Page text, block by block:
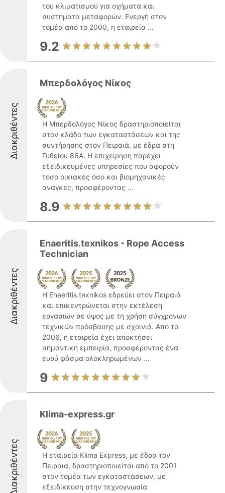
του κλιματισμού για οχήματα και
συστήματα μεταφορών. Ενεργή στον
τομέα από το 2000, η εταιρεία ...
9.2
Διακριθέντες
Μπερδολόγος Νίκος
Η Μπερδολόγος Νίκος δραστηριοποιείται
στον κλάδο των εγκαταστάσεων και της
συντήρησης στον Πειραιά, με έδρα στη
Γυθείου 86Α. Η επιχείρηση παρέχει
εξειδικευμένες υπηρεσίες που αφορούν
τόσο οικιακές όσο και βιομηχανικές
ανάγκες, προσφέροντας ...
8.9
Διακριθέντες
Enaeritis.texnikos - Rope Access
Technician
Η Enaeritis.texnikos εδρεύει στον Πειραιά
και επικεντρώνεται στην εκτέλεση
εργασιών σε ύψος με τη χρήση σύγχρονων
τεχνικών πρόσβασης με σχοινιά. Από το
2006, η εταιρεία έχει αποκτήσει
σημαντική εμπειρία, προσφέροντας ένα
ευρύ φάσμα ολοκληρωμένων ...
9
Διακριθέντες
Klima-express.gr
Η εταιρεία Klima Express, με έδρα τον
Πειραιά, δραστηριοποιείται από το 2001
στον τομέα των εγκαταστάσεων, με
εξειδίκευση στην τεχνογνωσία